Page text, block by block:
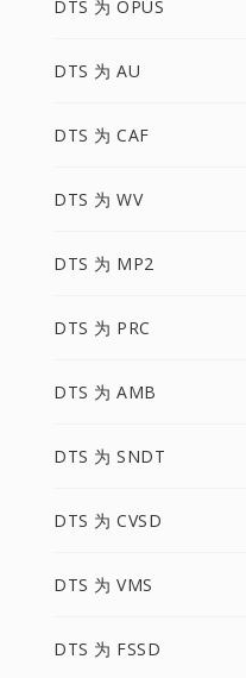
DTS 为 OPUS
DTS 为 AU
DTS 为 CAF
DTS 为 WV
DTS 为 MP2
DTS 为 PRC
DTS 为 AMB
DTS 为 SNDT
DTS 为 CVSD
DTS 为 VMS
DTS 为 FSSD